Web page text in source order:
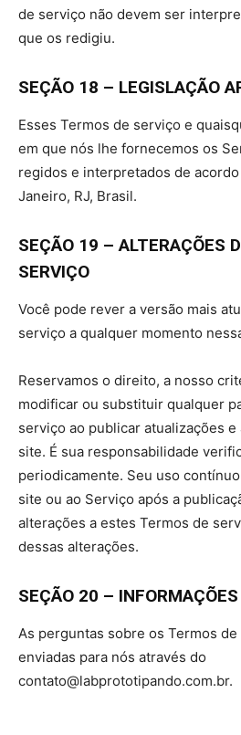
de serviço não devem ser
que os redigiu.
SEÇÃO 18 – LEGISLAÇÃO
Esses Termos de serviço e
em que nós lhe fornecemos os
regidos e interpretados de
Janeiro, RJ, Brasil.
SEÇÃO 19 – ALTERAÇÕES
SERVIÇO
Você pode rever a versão mais
serviço a qualquer momento
Reservamos o direito, a nosso
modificar ou substituir qualquer
serviço ao publicar atualizações
site. É sua responsabilidade
periodicamente. Seu uso
site ou ao Serviço após a
alterações a estes Termos de
dessas alterações.
SEÇÃO 20 –
As perguntas sobre os Termos
enviadas para nós através do
contato@labprototipando.com.br.